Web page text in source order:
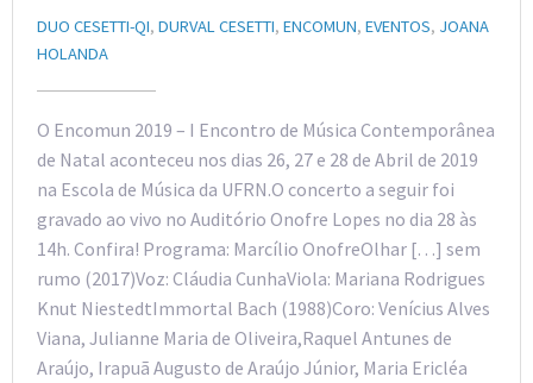
DUO CESETTI-QI, DURVAL CESETTI, ENCOMUN, EVENTOS, JOANA
HOLANDA
O Encomun 2019 – I Encontro de Música Contemporânea
de Natal aconteceu nos dias 26, 27 e 28 de Abril de 2019
na Escola de Música da UFRN.O concerto a seguir foi
gravado ao vivo no Auditório Onofre Lopes no dia 28 às
14h. Confira! Programa: Marcílio OnofreOlhar […] sem
rumo (2017)Voz: Cláudia CunhaViola: Mariana Rodrigues
Knut NiestedtImmortal Bach (1988)Coro: Venícius Alves
Viana, Julianne Maria de Oliveira,Raquel Antunes de
Araújo, Irapuã Augusto de Araújo Júnior, Maria Ericléa